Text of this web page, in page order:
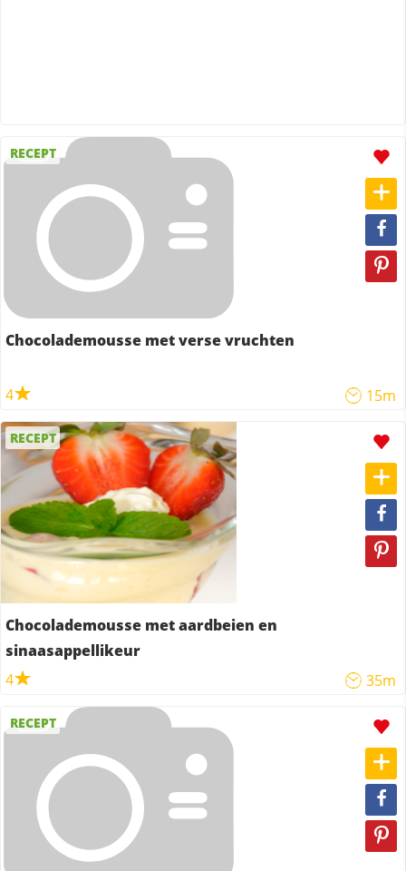
RECEPT
Chocolademousse met verse vruchten
4 15m
RECEPT
Chocolademousse met aardbeien en
sinaasappellikeur
4
35m
RECEPT